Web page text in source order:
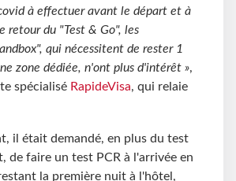
à effectuer avant le départ et à
retour du "Test & Go", les
qui nécessitent de rester 1
zone dédiée, n'ont plus d'intérêt »,
spécialisé RapideVisa, qui relaie
il était demandé, en plus du test
de faire un test PCR à l'arrivée en
la première nuit à l'hôtel,